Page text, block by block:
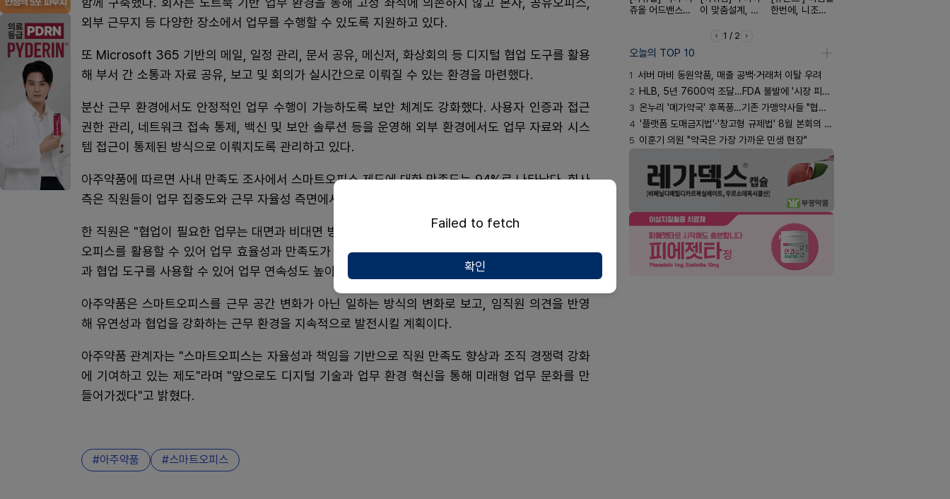
외부 근무지 등 다양한 장소에서 업무를 수행할 수 있도록 지원하고 있다.
또 Microsoft 365 기반의 메일, 일정 관리, 문서 공유, 메신저, 화상회의 등 디지털 협업 도구를 활용
해 부서 간 소통과 자료 공유, 보고 및 회의가 실시간으로 이뤄질 수 있는 환경을 마련했다.
분산 근무 환경에서도 안정적인 업무 수행이 가능하도록 보안 체계도 강화했다. 사용자 인증과 접근
권한 관리, 네트워크 접속 통제, 백신 및 보안 솔루션 등을 운영해 외부 환경에서도 업무 자료와 시스
템 접근이 통제된 방식으로 이뤄지도록 관리하고 있다.
아주약품에 따르면 사내 만족도 조사에서 스마트오피스 제도에 대한 만족도는 94%로 나타났다. 회사
측은 직원들이 업무 집중도와 근무 자율성 측면에서 긍정적인 반응을 보였다고 설명했다.
한 직원은 "협업이 필요한 업무는 대면과 비대면 방식을 병행하고, 집중이 필요한 업무는 가까운 공유
오피스를 활용할 수 있어 업무 효율성과 만족도가 모두 높아졌다"며 "어느 장소에서든 동일한 시스템
과 협업 도구를 사용할 수 있어 업무 연속성도 높아졌다"고 말했다.
아주약품은 스마트오피스를 근무 공간 변화가 아닌 일하는 방식의 변화로 보고, 임직원 의견을 반영
해 유연성과 협업을 강화하는 근무 환경을 지속적으로 발전시킬 계획이다.
아주약품 관계자는 "스마트오피스는 자율성과 책임을 기반으로 직원 만족도 향상과 조직 경쟁력 강화
에 기여하고 있는 제도"라며 "앞으로도 디지털 기술과 업무 환경 혁신을 통해 미래형 업무 문화를 만
들어가겠다"고 밝혔다.
아주약품 스마트오피스
쥬올 어드밴스드
이 맞춤설계, 바
더베리맛
한번에, 니조랄
1 / 2
오늘의 TOP 10
1 서버 마비 동원약품, 매출 공백·거래처 이탈 우려
2 HLB, 5년 7600억 조달…FDA 불발에 '시장 피로감'
3 온누리 '메가약국' 후폭풍…기존 가맹약사들 "협의체 만들자"
4 '플랫폼 도매금지법'·'창고형 규제법' 8월 본회의 통과 기류
5 이훈기 의원 "약국은 가장 가까운 민생 현장"
Failed to fetch
확인